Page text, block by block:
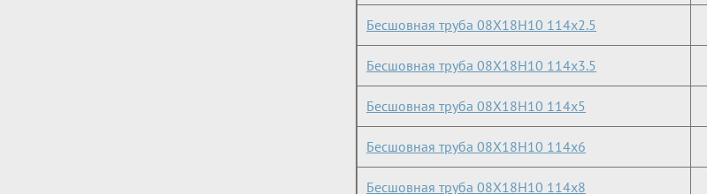
Бесшовная труба 08Х18Н10 114х2.5
Бесшовная труба 08Х18Н10 114х3.5
Бесшовная труба 08Х18Н10 114х5
Бесшовная труба 08Х18Н10 114х6
Бесшовная труба 08Х18Н10 114х8